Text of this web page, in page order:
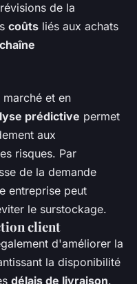
de la
coûts liés aux achats
chaîne
et en
prédictive permet
aux
risques. Par
de la demande
entreprise peut
le surstockage.
client
d'améliorer la
la disponibilité
délais de livraison.